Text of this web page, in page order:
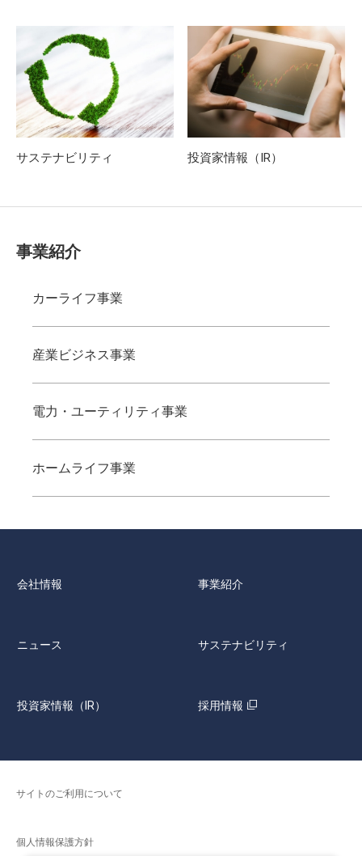
サステナビリティ 投資家情報（IR）
事業紹介
カーライフ事業
産業ビジネス事業
電力・ユーティリティ事業
ホームライフ事業
会社情報 事業紹介
ニュース サステナビリティ
投資家情報（IR） 採用情報
サイトのご利用について
個人情報保護方針